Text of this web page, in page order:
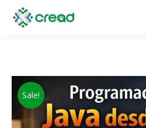
Sale!